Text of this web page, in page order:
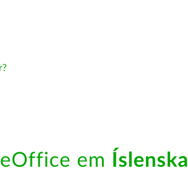
em Íslenska